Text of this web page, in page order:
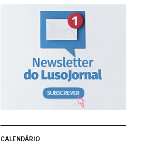
CALENDÁRIO